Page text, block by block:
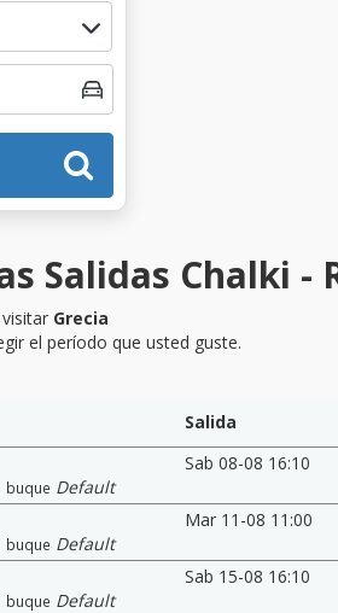
Salidas Chalki -
Grecia
el período que usted guste.
Salida
buque Default
Sab 08-08 16:10
buque Default
Mar 11-08 11:00
buque Default
Sab 15-08 16:10